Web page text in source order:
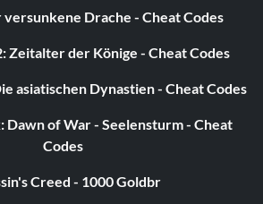
Drache - Cheat Codes
Zeitalter der Könige - Cheat Codes
asiatischen Dynastien - Cheat Codes
Dawn of War - Seelensturm - Cheat
Codes
Creed - 1000 Goldbr